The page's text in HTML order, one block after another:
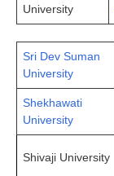
University
Sri Dev Suman
University
Shekhawati
University
Shivaji University